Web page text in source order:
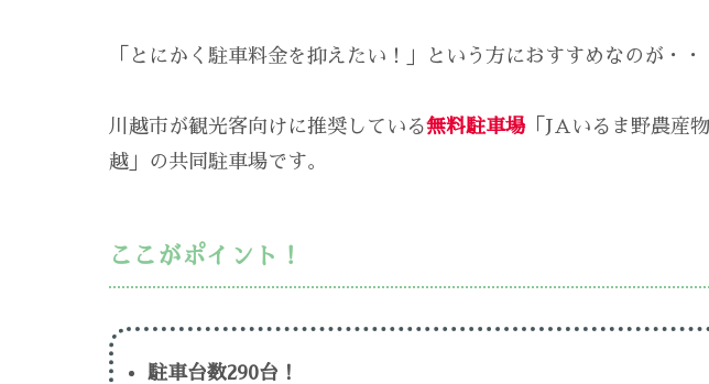
「とにかく駐車料金を抑えたい！」という方におすすめなのが・・
川越市が観光客向けに推奨している無料駐車場「JAいるま野農産
越」の共同駐車場です。
ここがポイント！
駐車台数290台！